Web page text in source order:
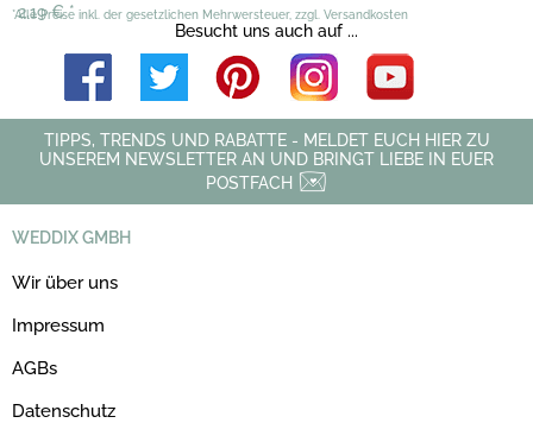
2,19 €*
*Alle Preise inkl. der gesetzlichen Mehrwersteuer, zzgl. Versandkosten
Besucht uns auch auf ...
TIPPS, TRENDS UND RABATTE - MELDET EUCH HIER ZU
UNSEREM NEWSLETTER AN UND BRINGT LIEBE IN EUER
POSTFACH
WEDDIX GMBH
Wir über uns
Impressum
AGBs
Datenschutz